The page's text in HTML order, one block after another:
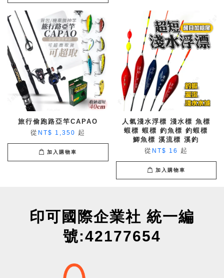
旅行偷跑路亞竿CAPAO
從 NT$ 1,350 起
加入購物車
人氣淺水浮標 淺水標 魚標
蝦標 蝦標 釣魚標 釣蝦標
鯽魚標 溪流標 溪釣
從 NT$ 16 起
加入購物車
印可國際企業社 統一編
號:42177654